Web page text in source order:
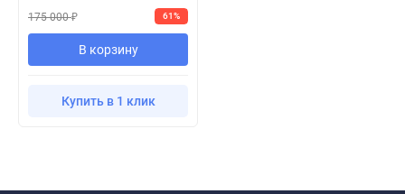
175 000₽ 61%
В корзину
Купить в 1 клик